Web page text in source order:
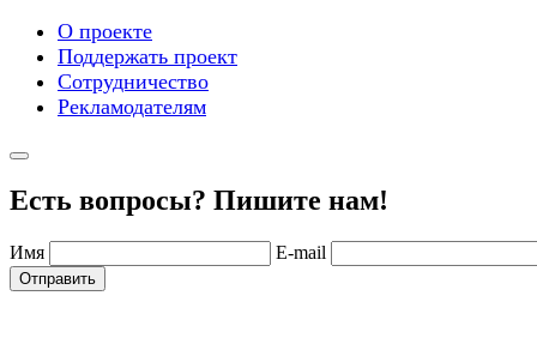
О проекте
Поддержать проект
Сотрудничество
Рекламодателям
Есть вопросы? Пишите нам!
Имя E-mail